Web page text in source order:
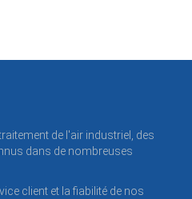
de l'air industriel, des
dans de nombreuses
client et la fiabilité de nos